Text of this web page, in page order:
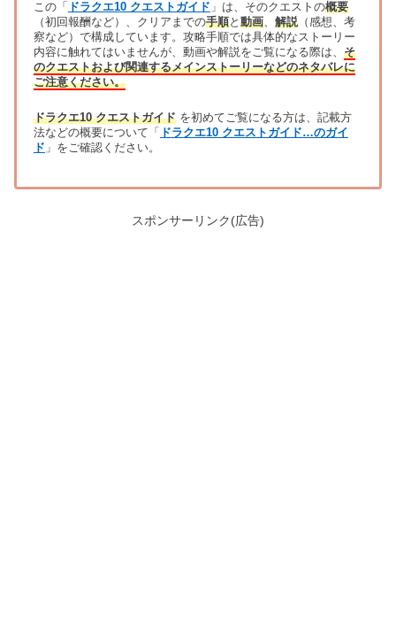
この「 ドラクエ10 クエストガイド 」は、そのクエストの概要
（初回報酬など）、クリアまでの手順と 動画、 解説（感想、考
察など）で構成しています。攻略手順では具体的なストーリー
内容に触れてはいませんが、動画や解説をご覧になる際は、 そ
のクエストおよび関連するメインストーリーなどのネタバレに
ご注意ください。
ドラクエ10 クエストガイドを初めてご覧になる方は、記載方
法などの概要について「
ドラクエ10 クエストガイド…のガイ
ド 」をご確認ください。
スポンサーリンク(広告)